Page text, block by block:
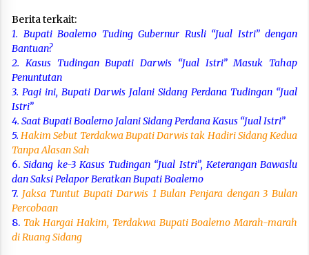
Berita terkait:
1. Bupati Boalemo Tuding Gubernur Rusli “Jual Istri” dengan
Bantuan?
2. Kasus Tudingan Bupati Darwis “Jual Istri” Masuk Tahap
Penuntutan
3. Pagi ini, Bupati Darwis Jalani Sidang Perdana Tudingan “Jual
Istri”
4. Saat Bupati Boalemo Jalani Sidang Perdana Kasus “Jual Istri”
5.Hakim Sebut Terdakwa Bupati Darwis tak Hadiri Sidang Kedua
Tanpa Alasan Sah
6.Sidang ke-3 Kasus Tudingan “Jual Istri”, Keterangan Bawaslu
dan Saksi Pelapor Beratkan Bupati Boalemo
7. Jaksa Tuntut Bupati Darwis 1 Bulan Penjara dengan 3 Bulan
Percobaan
8. Tak Hargai Hakim, Terdakwa Bupati Boalemo Marah-marah
di Ruang Sidang